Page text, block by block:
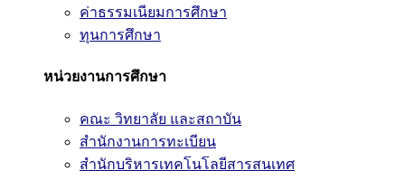
ค่าธรรมเนียมการศึกษา
ทุนการศึกษา
หน่วยงานการศึกษา
คณะ วิทยาลัย และสถาบัน
สำนักงานการทะเบียน
สำนักบริหารเทคโนโลยีสารสนเทศ